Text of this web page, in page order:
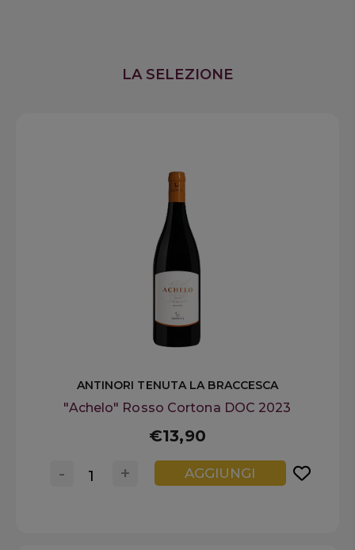
LA SELEZIONE
ANTINORI TENUTA LA BRACCESCA
"Achelo" Rosso Cortona DOC 2023
€13,90
+
- AGGIUNGI